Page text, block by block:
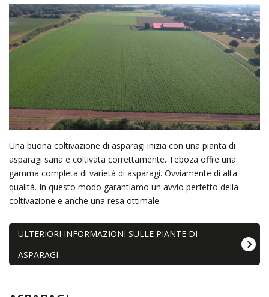
Una buona coltivazione di asparagi inizia con una pianta di
asparagi sana e coltivata correttamente. Teboza offre una
gamma completa di varietà di asparagi. Ovviamente di alta
qualità. In questo modo garantiamo un avvio perfetto della
coltivazione e anche una resa ottimale.
ULTERIORI INFORMAZIONI SULLE PIANTE DI
ASPARAGI